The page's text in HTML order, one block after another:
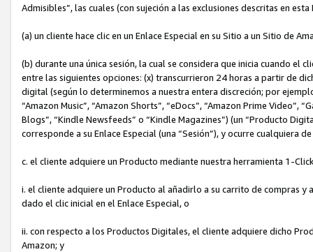
Admisibles”, las cuales (con sujeción a las exclusiones descritas en
(a) un cliente hace clic en un Enlace Especial en su Sitio a un Sitio de
(b) durante una única sesión, la cual se considera que inicia cuando el
entre las siguientes opciones: (x) transcurrieron 24 horas a partir de
digital (según lo determinemos a nuestra entera discreción; por
“Amazon Music”, “Amazon Shorts”, “eDocs”, “Amazon Prime Video”,
Blogs”, “Kindle Newsfeeds” o “Kindle Magazines”) (un “Producto
corresponde a su Enlace Especial (una “Sesión”), y ocurre cualquiera
c. el cliente adquiere un Producto mediante nuestra herramienta 1-
i. el cliente adquiere un Producto al añadirlo a su carrito de compras
dado el clic inicial en el Enlace Especial, o
ii. con respecto a los Productos Digitales, el cliente adquiere dicho
Amazon; y